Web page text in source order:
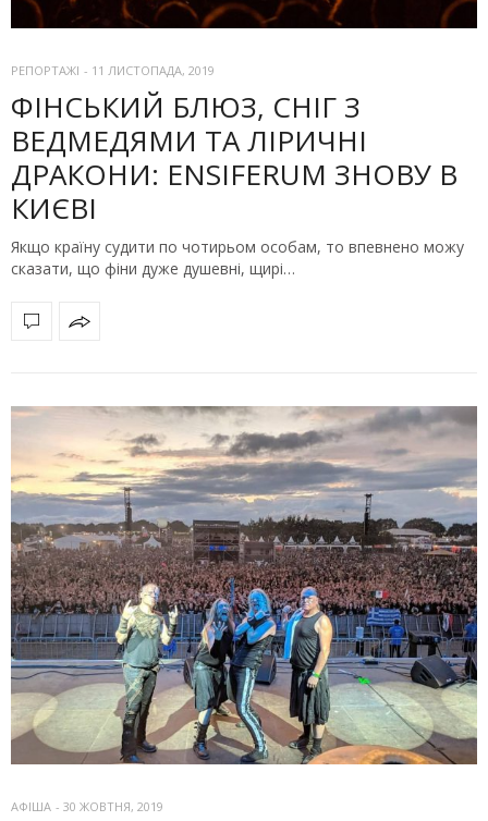
РЕПОРТАЖІ - 11 ЛИСТОПАДА, 2019
ФІНСЬКИЙ БЛЮЗ, СНІГ З
ВЕДМЕДЯМИ ТА ЛІРИЧНІ
ДРАКОНИ: ENSIFERUM ЗНОВУ В
КИЄВІ
Якщо країну судити по чотирьом особам, то впевнено можу
сказати, що фіни дуже душевні, щирі…
АФІША - 30 ЖОВТНЯ, 2019